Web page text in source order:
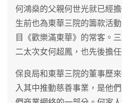
何鴻燊的父親何世光就已經
生前也為東華三院的籌款活
目《歡樂滿東華》的常客。
二太次女何超鳳，也先後擔
保良局和東華三院的董事歷
入其中推動慈善事業，是他